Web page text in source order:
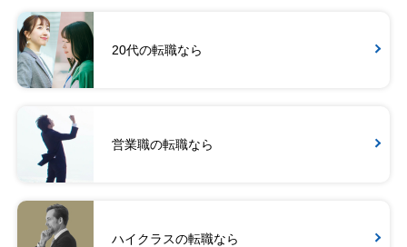
20代の転職なら
営業職の転職なら
ハイクラスの転職なら